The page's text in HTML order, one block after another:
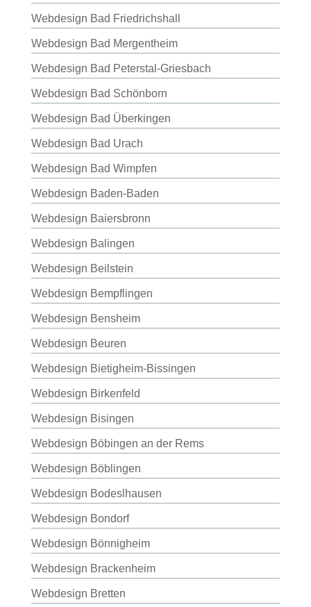
Webdesign Bad Friedrichshall
Webdesign Bad Mergentheim
Webdesign Bad Peterstal-Griesbach
Webdesign Bad Schönborn
Webdesign Bad Überkingen
Webdesign Bad Urach
Webdesign Bad Wimpfen
Webdesign Baden-Baden
Webdesign Baiersbronn
Webdesign Balingen
Webdesign Beilstein
Webdesign Bempflingen
Webdesign Bensheim
Webdesign Beuren
Webdesign Bietigheim-Bissingen
Webdesign Birkenfeld
Webdesign Bisingen
Webdesign Böbingen an der Rems
Webdesign Böblingen
Webdesign Bodeslhausen
Webdesign Bondorf
Webdesign Bönnigheim
Webdesign Brackenheim
Webdesign Bretten